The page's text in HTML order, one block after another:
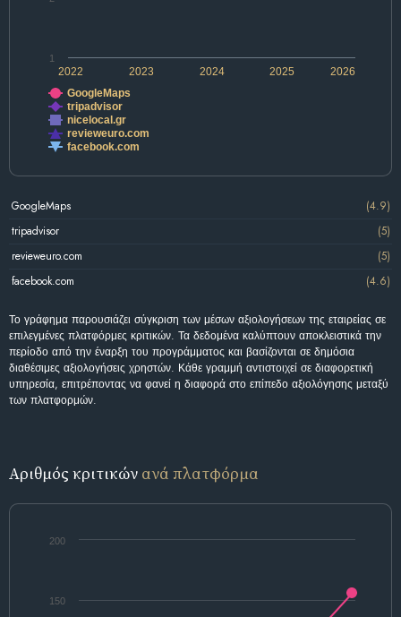
2022 2024 2026
2023 2025
1
GoogleMaps
tripadvisor
nicelocal.gr
revieweuro.com
facebook.com
GoogleMaps
(4.9)
tripadvisor
(5)
revieweuro.com
(5)
facebook.com
(4.6)
Το γράφημα παρουσιάζει σύγκριση των μέσων αξιολογήσεων της εταιρείας σε
επιλεγμένες πλατφόρμες κριτικών. Τα δεδομένα καλύπτουν αποκλειστικά την
περίοδο από την έναρξη του προγράμματος και βασίζονται σε δημόσια
διαθέσιμες αξιολογήσεις χρηστών. Κάθε γραμμή αντιστοιχεί σε διαφορετική
υπηρεσία, επιτρέποντας να φανεί η διαφορά στο επίπεδο αξιολόγησης μεταξύ
των πλατφορμών.
Αριθμός κριτικών ανά πλατφόρμα
150
200